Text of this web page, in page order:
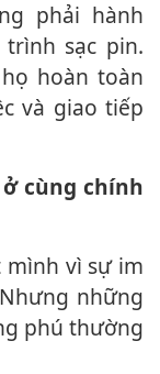
sạc pin.
hoàn toàn
và giao tiếp
những
phú thường